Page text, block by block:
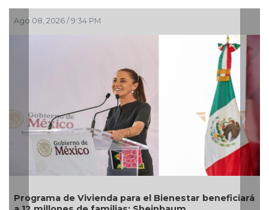
2026 / 9:34 PM
de Vivienda para el Bienestar beneficiará
DIF